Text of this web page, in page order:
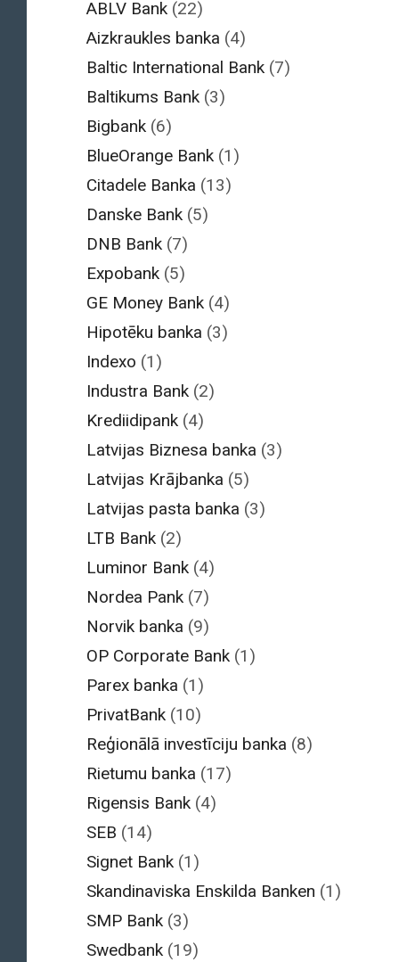
ABLV Bank (22)
Aizkraukles banka (4)
Baltic International Bank (7)
Baltikums Bank (3)
Bigbank (6)
BlueOrange Bank (1)
Citadele Banka (13)
Danske Bank (5)
DNB Bank (7)
Expobank (5)
GE Money Bank (4)
Hipotēku banka (3)
Indexo (1)
Industra Bank (2)
Krediidipank (4)
Latvijas Biznesa banka (3)
Latvijas Krājbanka (5)
Latvijas pasta banka (3)
LTB Bank (2)
Luminor Bank (4)
Nordea Pank (7)
Norvik banka (9)
OP Corporate Bank (1)
Parex banka (1)
PrivatBank (10)
Reģionālā investīciju banka (8)
Rietumu banka (17)
Rigensis Bank (4)
SEB (14)
Signet Bank (1)
Skandinaviska Enskilda Banken (1)
SMP Bank (3)
Swedbank (19)